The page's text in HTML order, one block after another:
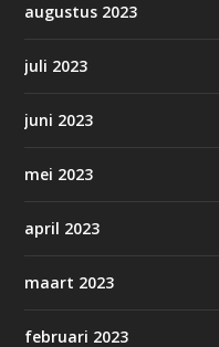
augustus 2023
juli 2023
juni 2023
mei 2023
april 2023
maart 2023
februari 2023